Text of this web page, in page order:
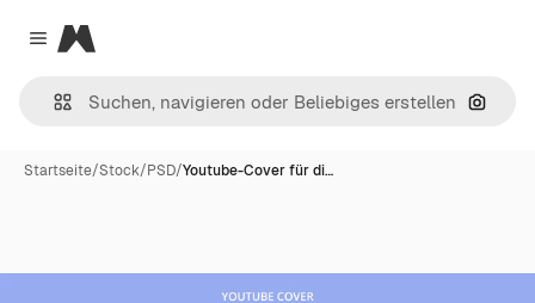
Close menu
Magnific
Nach
Startseite/Stock/PSD/Youtube-Cover für di…